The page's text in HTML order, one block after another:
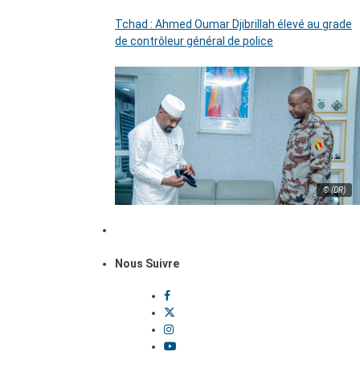
Tchad : Ahmed Oumar Djibrillah élevé au grade
de contrôleur général de police
© (DR)
Nous Suivre